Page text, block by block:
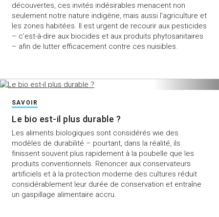
découvertes, ces invités indésirables menacent non
seulement notre nature indigène, mais aussi l’agriculture et
les zones habitées. Il est urgent de recourir aux pesticides
– c’est-à-dire aux biocides et aux produits phytosanitaires
– afin de lutter efficacement contre ces nuisibles.
SAVOIR
Le bio est-il plus durable ?
Les aliments biologiques sont considérés wie des
modèles de durabilité – pourtant, dans la réalité, ils
finissent souvent plus rapidement à la poubelle que les
produits conventionnels. Renoncer aux conservateurs
artificiels et à la protection moderne des cultures réduit
considérablement leur durée de conservation et entraîne
un gaspillage alimentaire accru.